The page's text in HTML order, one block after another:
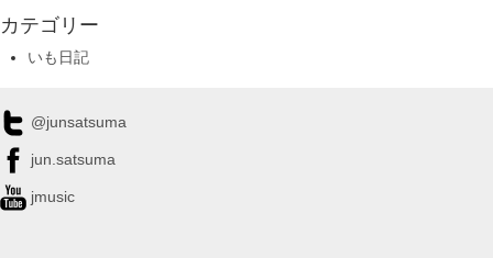
カテゴリー
いも日記
@junsatsuma
jun.satsuma
jmusic